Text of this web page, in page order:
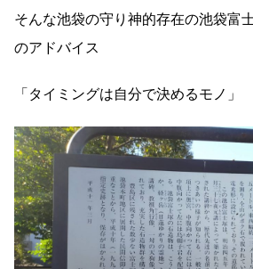
そんな池袋の守り神的存在の池袋富
のアドバイス
「タイミングは自分で決めるモノ」